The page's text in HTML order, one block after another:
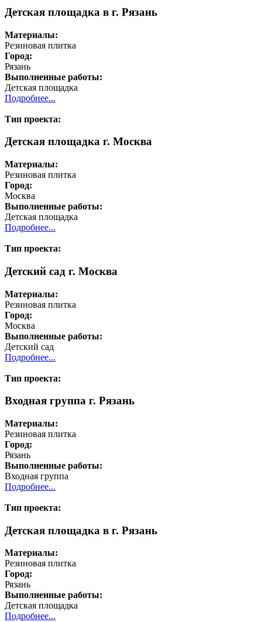
Детская площадка в г. Рязань
Материалы:
Резиновая плитка
Город:
Рязань
Выполненные работы:
Детская площадка
Подробнее...
Тип проекта:
Детская площадка г. Москва
Материалы:
Резиновая плитка
Город:
Москва
Выполненные работы:
Детская площадка
Подробнее...
Тип проекта:
Детский сад г. Москва
Материалы:
Резиновая плитка
Город:
Москва
Выполненные работы:
Детский сад
Подробнее...
Тип проекта:
Входная группа г. Рязань
Материалы:
Резиновая плитка
Город:
Рязань
Выполненные работы:
Входная группа
Подробнее...
Тип проекта:
Детская площадка в г. Рязань
Материалы:
Резиновая плитка
Город:
Рязань
Выполненные работы:
Детская площадка
Подробнее...